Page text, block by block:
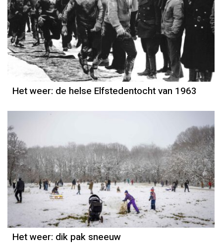
Het weer
Piet Paulusma
Het weer: de helse Elfstedentocht van 1963
Het weer
Piet Paulusma
Het weer: dik pak sneeuw